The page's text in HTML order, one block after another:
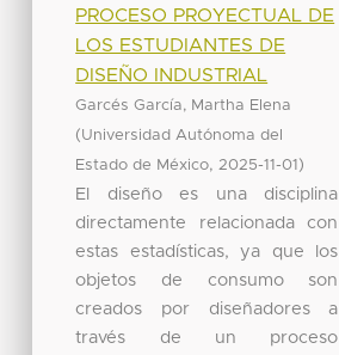
PROCESO PROYECTUAL DE
LOS ESTUDIANTES DE
DISEÑO INDUSTRIAL
Garcés García, Martha Elena
(Universidad Autónoma del
Estado de México, 2025-11-01 )
El diseño es una disciplina
directamente relacionada con
estas estadísticas, ya que los
objetos de consumo son
creados por diseñadores a
través de un proceso